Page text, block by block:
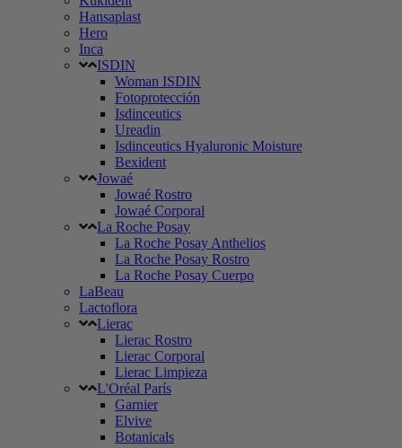
Hansaplast
Hero
Inca
ISDIN
Woman ISDIN
Fotoprotección
Isdinceutics
Ureadin
Isdinceutics Hyaluronic Moisture
Bexident
Jowaé
Jowaé Rostro
Jowaé Corporal
La Roche Posay
La Roche Posay Anthelios
La Roche Posay Rostro
La Roche Posay Cuerpo
LaBeau
Lactoflora
Lierac
Lierac Rostro
Lierac Corporal
Lierac Limpieza
L'Oréal París
Garnier
Elvive
Botanicals